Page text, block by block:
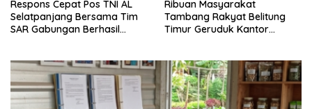
Respons Cepat Pos TNI AL
Selatpanjang Bersama Tim
SAR Gabungan Berhasil
Mengkikip Kepulauan Meranti
Ribuan Masyarakat
Tambang Rakyat Belitung
Timur Geruduk Kantor